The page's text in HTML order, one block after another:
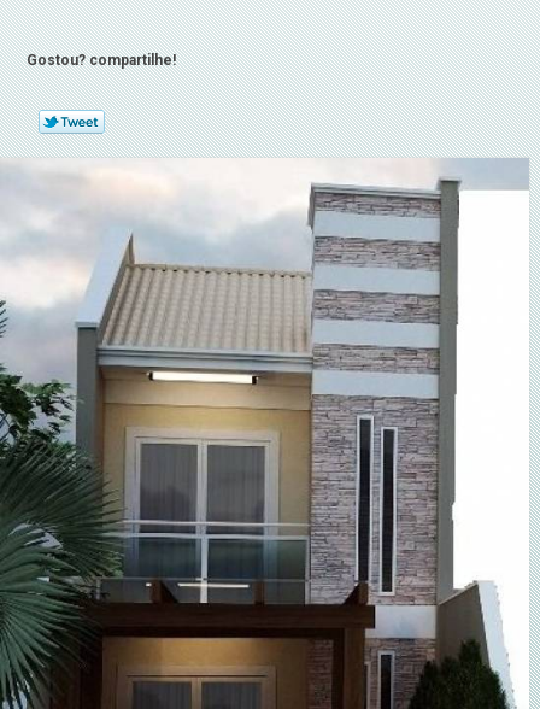
Gostou? compartilhe!